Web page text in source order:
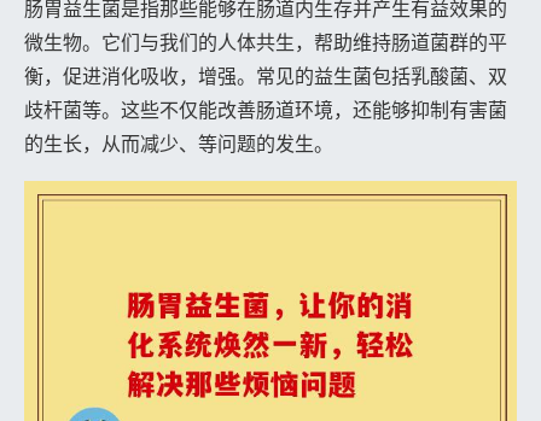
肠胃益生菌是指那些能够在肠道内生存并产生有益效果的
微生物。它们与我们的人体共生，帮助维持肠道菌群的平
衡，促进消化吸收，增强。常见的益生菌包括乳酸菌、双
歧杆菌等。这些不仅能改善肠道环境，还能够抑制有害菌
的生长，从而减少、等问题的发生。